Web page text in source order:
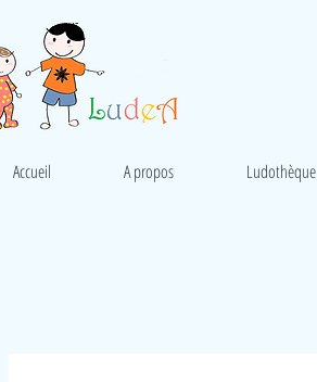
Accueil A propos Ludothèque